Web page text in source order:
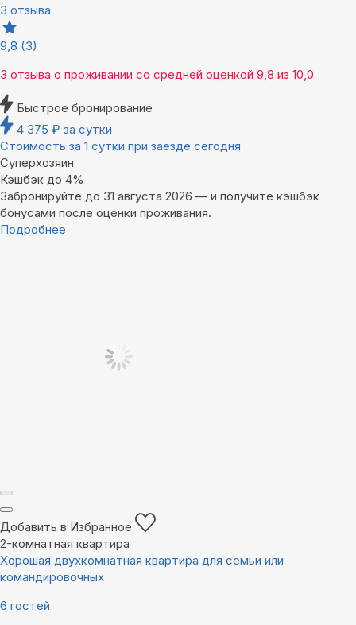
3 отзыва
9,8 (3)
3 отзыва о проживании со средней оценкой 9,8 из 10,0
Быстрое бронирование
4 375 ₽ за сутки
Стоимость за 1 сутки при заезде сегодня
Суперхозяин
Кэшбэк до 4%
Забронируйте до 31 августа 2026 — и получите кэшбэк
бонусами после оценки проживания.
Подробнее
Добавить в Избранное
2-комнатная квартира
Хорошая двухкомнатная квартира для семьи или
командировочных
6 гостей